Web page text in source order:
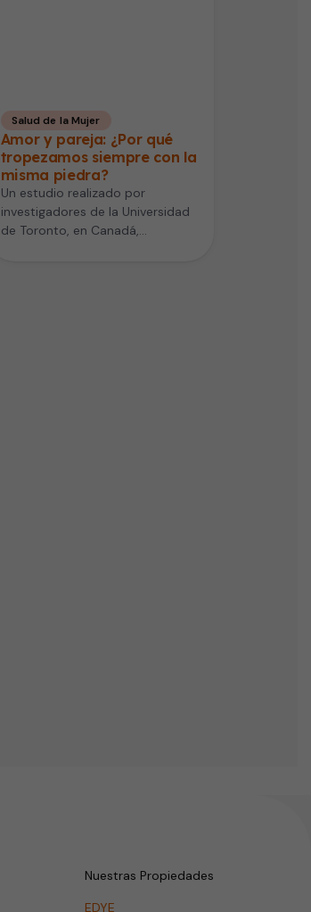
Salud de la Mujer
Amor y pareja: ¿Por qué
tropezamos siempre con la
misma piedra?
Un estudio realizado por
investigadores de la Universidad
de Toronto, en Canadá,
Nuestras Propiedades
EDYE